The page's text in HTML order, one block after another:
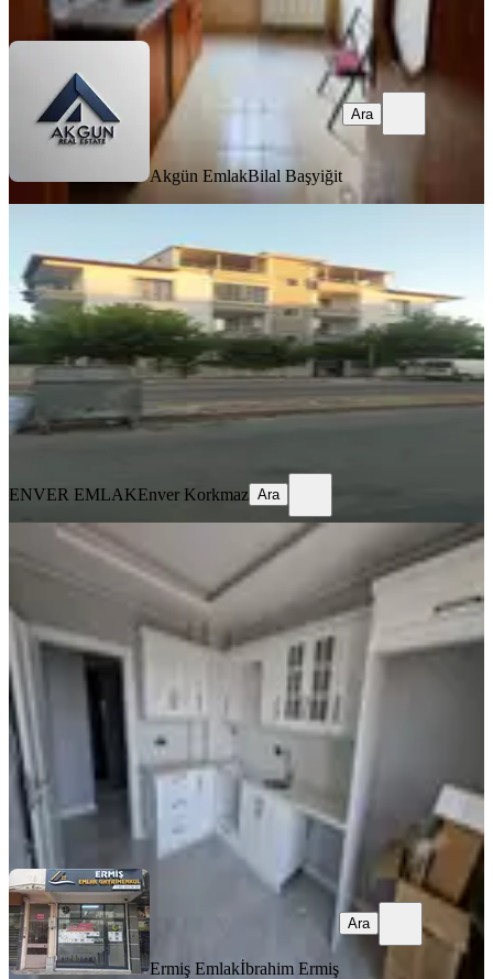
Akgün EmlakBilal Başyiğit
Ara
Akhisar, Ulu Camii Mahallesi
3+1·138 m²·3. Kat·30.07.2026
23.000 ₺
ENVER EMLAK Enver Korkmaz
ENVER EMLAKEnver Korkmaz Ara
SIFIR BİNA
Reşatbey Mah Ring Yolu Arkasında
Sıfır 2+1
Akhisar, Reşat Bey Mahallesi
95 m²· 3. Kat · 30.07.2026
26.000 ₺
Ermiş Emlak İbrahim Ermiş
Ara
Ermiş Emlakİbrahim Ermiş
Ara